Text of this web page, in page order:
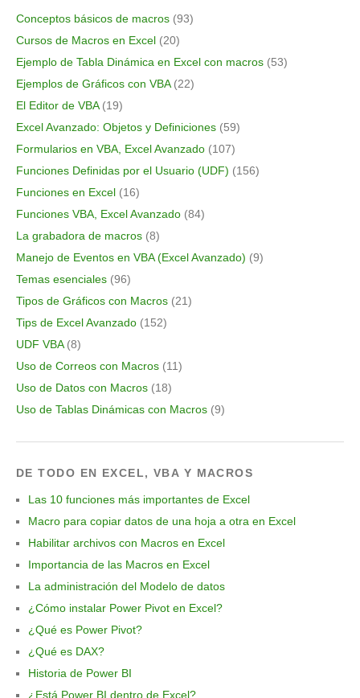
Conceptos básicos de macros (93)
Cursos de Macros en Excel (20)
Ejemplo de Tabla Dinámica en Excel con macros (53)
Ejemplos de Gráficos con VBA(22)
El Editor de VBA(19)
Excel Avanzado: Objetos y Definiciones (59)
Formularios en VBA, Excel Avanzado (107)
Funciones Definidas por el Usuario (UDF) (156)
Funciones en Excel (16)
Funciones VBA, Excel Avanzado (84)
La grabadora de macros (8)
Manejo de Eventos en VBA (Excel Avanzado) (9)
Temas esenciales (96)
Tipos de Gráficos con Macros (21)
Tips de Excel Avanzado (152)
UDF VBA(8)
Uso de Correos con Macros (11)
Uso de Datos con Macros (18)
Uso de Tablas Dinámicas con Macros (9)
DE TODO EN EXCEL, VBA Y MACROS
Las 10 funciones más importantes de Excel
Macro para copiar datos de una hoja a otra en Excel
Habilitar archivos con Macros en Excel
Importancia de las Macros en Excel
La administración del Modelo de datos
¿Cómo instalar Power Pivot en Excel?
¿Qué es Power Pivot?
¿Qué es DAX?
Historia de Power BI
¿Está Power BI dentro de Excel?